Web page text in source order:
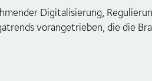
Digitalisierung,
vorangetrieben, die die